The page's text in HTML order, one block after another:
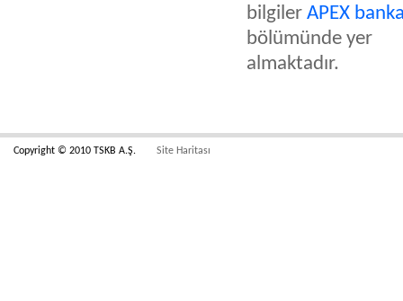
bilgiler APEX
bölümünde yer
almaktadır.
Copyright © 2010 TSKB A.Ş. Site Haritası